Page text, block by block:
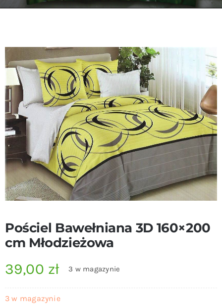
Pościel Bawełniana 3D 160×200
cm Młodzieżowa
39,00 zł 3 w magazynie
3 w magazynie